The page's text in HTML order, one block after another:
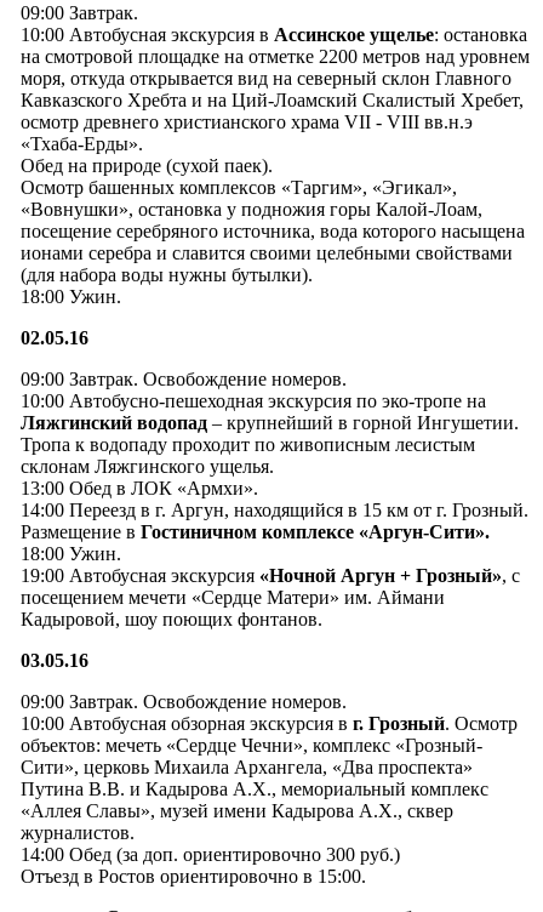
09:00 Завтрак.
10:00 Автобусная экскурсия в Ассинское ущелье: остановка
на смотровой площадке на отметке 2200 метров над уровнем
моря, откуда открывается вид на северный склон Главного
Кавказского Хребта и на Ций-Лоамский Скалистый Хребет,
осмотр древнего христианского храма VII - VIII вв.н.э
«Тхаба-Ерды».
Обед на природе (сухой паек).
Осмотр башенных комплексов «Таргим», «Эгикал»,
«Вовнушки», остановка у подножия горы Калой-Лоам,
посещение серебряного источника, вода которого насыщена
ионами серебра и славится своими целебными свойствами
(для набора воды нужны бутылки).
18:00 Ужин.
02.05.16
09:00 Завтрак. Освобождение номеров.
10:00 Автобусно-пешеходная экскурсия по эко-тропе на
Ляжгинский водопад – крупнейший в горной Ингушетии.
Тропа к водопаду проходит по живописным лесистым
склонам Ляжгинского ущелья.
13:00 Обед в ЛОК «Армхи».
14:00 Переезд в г. Аргун, находящийся в 15 км от г. Грозный.
Размещение вГостиничном комплексе «Аргун-Сити».
18:00 Ужин.
19:00 Автобусная экскурсия «Ночной Аргун + Грозный», с
посещением мечети «Сердце Матери» им. Аймани
Кадыровой, шоу поющих фонтанов.
03.05.16
09:00 Завтрак. Освобождение номеров.
10:00 Автобусная обзорная экскурсия вг. Грозный. Осмотр
объектов: мечеть «Сердце Чечни», комплекс «Грозный-
Сити», церковь Михаила Архангела, «Два проспекта»
Путина В.В. и Кадырова А.Х., мемориальный комплекс
«Аллея Славы», музей имени Кадырова А.Х., сквер
журналистов.
14:00 Обед (за доп. ориентировочно 300 руб.)
Отъезд в Ростов ориентировочно в 15:00.